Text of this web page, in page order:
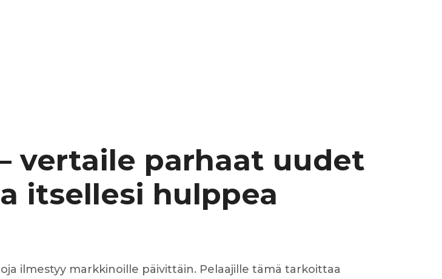
Filtre à huile
Filtre à gasoil
Filtre à gasoil
Filtre à pollen
Raccord de tuyau d’échappement
Raccord de tuyau d’échappement
Tuyau d’échappement
Tuyau d’échappement
vertaile parhaat uudet
itsellesi hulppea
ilmestyy markkinoille päivittäin. Pelaajille tämä tarkoittaa